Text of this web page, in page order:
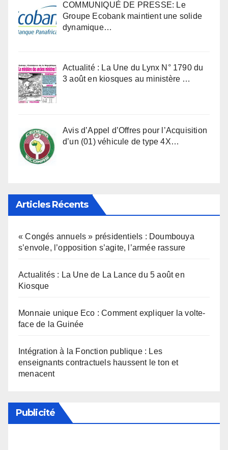
COMMUNIQUÉ DE PRESSE: Le
Groupe Ecobank maintient une solide
dynamique…
Actualité : La Une du Lynx N° 1790 du
3 août en kiosques au ministère …
Avis d’Appel d’Offres pour l’Acquisition
d’un (01) véhicule de type 4X…
Articles Récents
« Congés annuels » présidentiels : Doumbouya
s’envole, l’opposition s’agite, l’armée rassure
Actualités : La Une de La Lance du 5 août en
Kiosque
Monnaie unique Eco : Comment expliquer la volte-
face de la Guinée
Intégration à la Fonction publique : Les
enseignants contractuels haussent le ton et
menacent
Publicité